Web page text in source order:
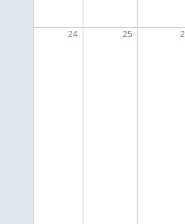
24 25